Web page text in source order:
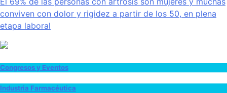
conviven con dolor y rigidez a partir de los 50, en plena
etapa laboral
Congresos y Eventos
Industria Farmacéutica